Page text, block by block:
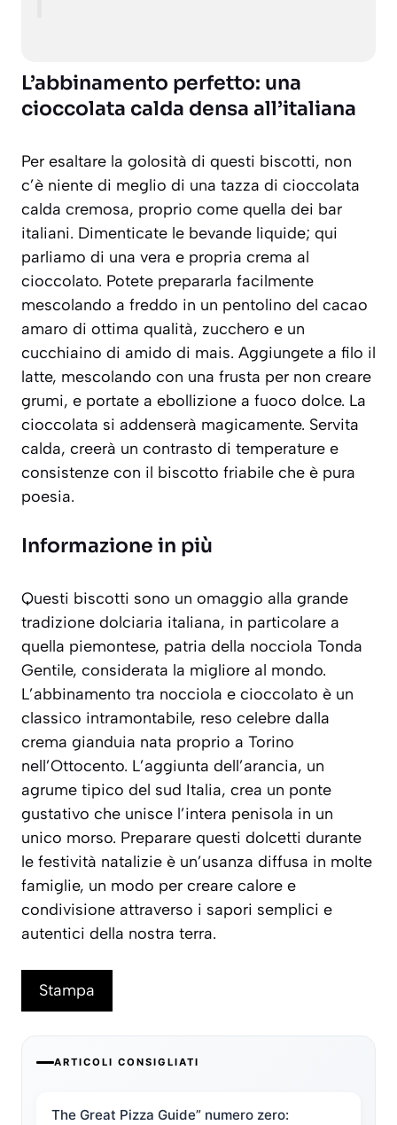
L’abbinamento perfetto: una
cioccolata calda densa all’italiana
Per esaltare la golosità di questi biscotti, non
c’è niente di meglio di una tazza di cioccolata
calda cremosa, proprio come quella dei bar
italiani. Dimenticate le bevande liquide; qui
parliamo di una vera e propria crema al
cioccolato. Potete prepararla facilmente
mescolando a freddo in un pentolino del cacao
amaro di ottima qualità, zucchero e un
cucchiaino di amido di mais. Aggiungete a filo il
latte, mescolando con una frusta per non creare
grumi, e portate a ebollizione a fuoco dolce. La
cioccolata si addenserà magicamente. Servita
calda, creerà un contrasto di temperature e
consistenze con il biscotto friabile che è pura
poesia.
Informazione in più
Questi biscotti sono un omaggio alla grande
tradizione dolciaria italiana, in particolare a
quella piemontese, patria della nocciola Tonda
Gentile, considerata la migliore al mondo.
L’abbinamento tra nocciola e cioccolato è un
classico intramontabile, reso celebre dalla
crema gianduia nata proprio a Torino
nell’Ottocento. L’aggiunta dell’arancia, un
agrume tipico del sud Italia, crea un ponte
gustativo che unisce l’intera penisola in un
unico morso. Preparare questi dolcetti durante
le festività natalizie è un’usanza diffusa in molte
famiglie, un modo per creare calore e
condivisione attraverso i sapori semplici e
autentici della nostra terra.
Stampa
ARTICOLI CONSIGLIATI
The Great Pizza Guide” numero zero: